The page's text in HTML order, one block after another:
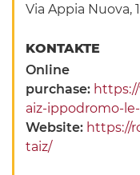
Via Appia Nuova,
KONTAKTE
Online
purchase:
aiz-ippodromo-
Website: https://
taiz/